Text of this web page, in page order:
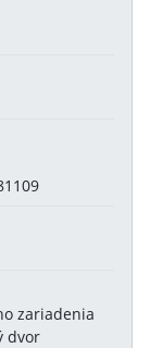
zariadenia
dvor